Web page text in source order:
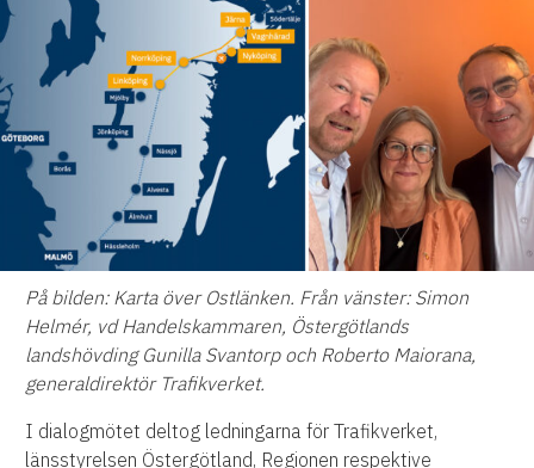
På bilden: Karta över Ostlänken. Från vänster: Simon
Helmér, vd Handelskammaren, Östergötlands
landshövding Gunilla Svantorp och Roberto Maiorana,
generaldirektör Trafikverket.
I dialogmötet deltog ledningarna för Trafikverket,
länsstyrelsen Östergötland, Regionen respektive